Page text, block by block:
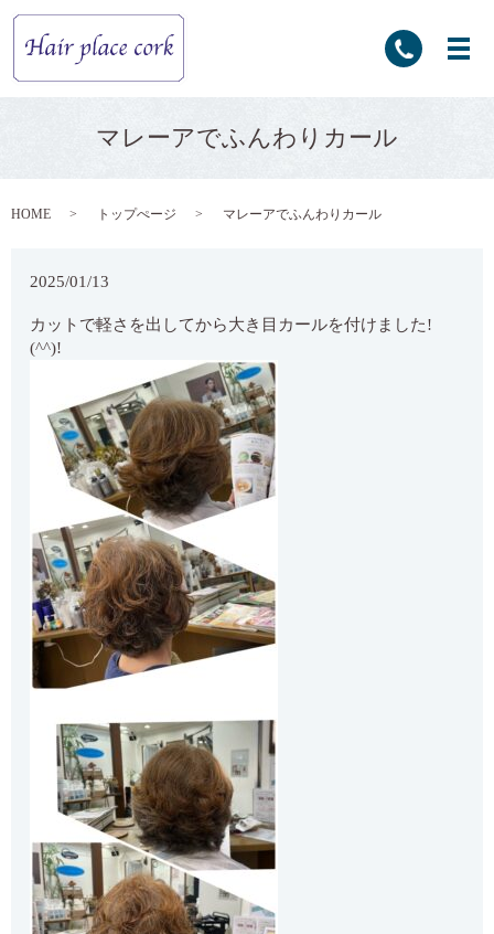
マレーアでふんわりカール
HOME トップぺージ マレーアでふんわりカール
2025/01/13
カットで軽さを出してから大き目カールを付けました!
(^^)!